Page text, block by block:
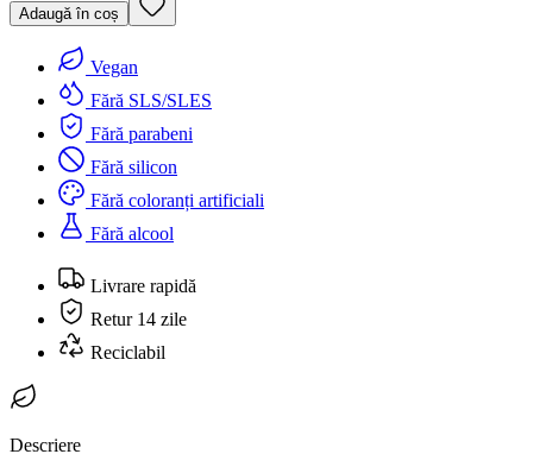
Adaugă în coș
Vegan
Fără SLS/SLES
Fără parabeni
Fără silicon
Fără coloranți artificiali
Fără alcool
Livrare rapidă
Retur 14 zile
Reciclabil
Descriere